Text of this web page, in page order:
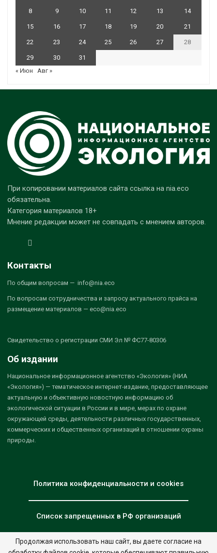
8 9 10 11 12 13 14
15 16 17 18 19 20 21
22 23 24 25 26 27 28
29 30
31
« Июн
Авг »
При копировании материалов сайта ссылка на nia.eco
обязательна.
Категория материалов 18+
Мнение редакции может не совпадать с мнением авторов.
Контакты
По общим вопросам — info@nia.eco
По вопросам сотрудничества и запросу актуального прайса на
размещение материалов — eco@nia.eco
Свидетельство о регистрации СМИ Эл № ФС77-80306
Об издании
Национальное информационное агентство «Экология» (НИА
«Экология») — тематическое интернет-издание, предоставляющее
актуальную и объективную новостную информацию об
экологической ситуации в России и в мире, мерах по охране
окружающей среды, деятельности различных государственных,
коммерческих и общественных организаций в отношении охраны
природы.
Политика конфиденциальности и cookies
Список запрещенных в РФ организаций
Продолжая использовать наш сайт, вы даете согласие на